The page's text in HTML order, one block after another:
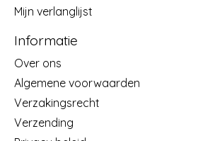
Mijn verlanglijst
Informatie
Over ons
Algemene voorwaarden
Verzakingsrecht
Verzending